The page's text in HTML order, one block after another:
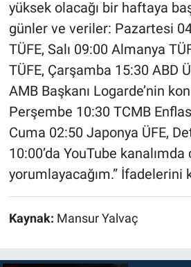
yüksek olacağı bir haftaya
günler ve veriler: Pazartesi
TÜFE, Salı 09:00 Almanya
TÜFE, Çarşamba 15:30 ABD
AMB Başkanı Logarde’nin
Perşembe 10:30 TCMB
Cuma 02:50 Japonya ÜFE,
10:00’da YouTube kanalımda
yorumlayacağım.” İfadelerini
Kaynak: Mansur Yalvaç